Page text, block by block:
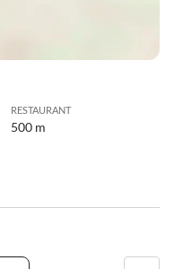
RESTAURANT
500 m